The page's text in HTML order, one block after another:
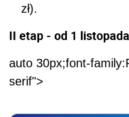
zł).
II etap - od 1
auto 30px;font-
serif">